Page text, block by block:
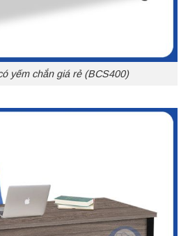
yếm chắn giá rẻ (BCS400)